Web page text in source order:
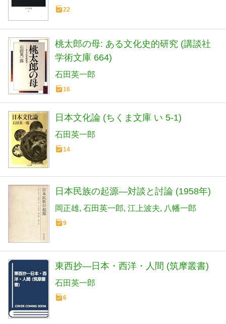
22
桃太郎の母: ある文化史的研究 (講談社
学術文庫 664)
石田英一郎
16
日本文化論 (ちくま文庫 い 5-1)
石田英一郎
14
日本民族の起源―対談と討論 (1958年)
岡正雄 石田英一郎 江上波夫 八幡一郎
9
東西抄―日本・西洋・人間 (筑摩叢書)
石田英一郎
6